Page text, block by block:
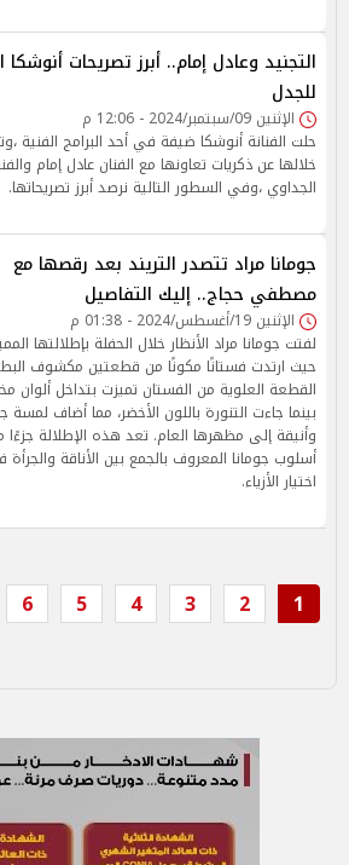
التجنيد وعادل إمام.. أبرز تصريحات أنوشكا
للجدل
الإثنين 09/سبتمبر/2024 - 12:06 م
حلت الفنانة أنوشكا ضيفة في أحد البرامج الفنية
خلالها عن ذكريات تعاونها مع الفنان عادل إمام
الجداوي ،وفي السطور التالية نرصد أبرز تصريحاتها.
جومانا مراد تتصدر التريند بعد رقصها مع
مصطفي حجاج.. إليك التفاصيل
الإثنين 19/أغسطس/2024 - 01:38 م
لفتت جومانا مراد الأنظار خلال الحفلة بإطلالتها
حيث ارتدت فستانًا مكونًا من قطعتين مكشوف
القطعة العلوية من الفستان تميزت بتداخل ألوان
بينما جاءت التنورة باللون الأخضر، مما أضاف لمسة
وأنيقة إلى مظهرها العام. تعد هذه الإطلالة جزءًا
أسلوب جومانا المعروف بالجمع بين الأناقة
اختيار الأزياء.
1
2
3
4
5
6